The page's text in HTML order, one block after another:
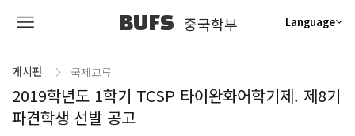
BUFS 중국학부 Language
게시판 국제교류
2019학년도 1학기 TCSP 타이완화어학기제. 제8기
파견학생 선발 공고